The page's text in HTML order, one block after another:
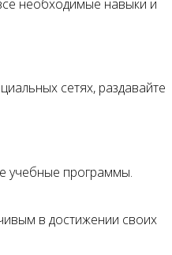
необходимые навыки и
сетях, раздавайте
учебные программы.
в достижении своих